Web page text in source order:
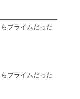
プライムだった
プライムだった